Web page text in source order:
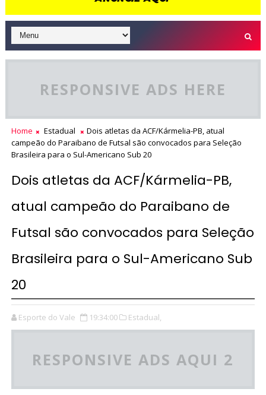
RESPONSIVE ADS HERE
Home Estadual
Dois atletas da ACF/Kármelia-PB, atual
campeão do Paraibano de Futsal são convocados para Seleção
Brasileira para o Sul-Americano Sub 20
Dois atletas da ACF/Kármelia-PB,
atual campeão do Paraibano de
Futsal são convocados para Seleção
Brasileira para o Sul-Americano Sub
20
Esporte do Vale 19:34:00 Estadual,
RESPONSIVE ADS AQUI 2